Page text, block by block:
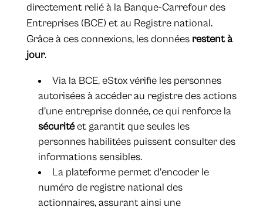
directement relié à la Banque-Carrefour des
Entreprises (BCE) et au Registre national.
Grâce à ces connexions, les données restent à
jour.
Via la BCE, eStox vérifie les personnes
autorisées à accéder au registre des actions
d’une entreprise donnée, ce qui renforce la
sécuritéet garantit que seules les
personnes habilitées puissent consulter des
informations sensibles.
La plateforme permet d’encoder le
numéro de registre national des
actionnaires, assurant ainsi une